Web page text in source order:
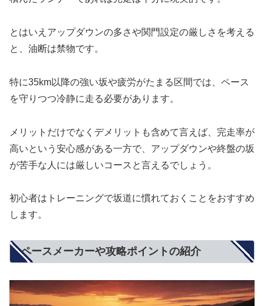
とはいえアップダウンの多さや関門設定の厳しさを考える
と、油断は禁物です。
特に35km以降の強い坂や疲労がたまる区間では、ペース
を守りつつ冷静に走る必要があります。
メリットだけでなくデメリットも含めて言えば、完走率が
高いという安心感がある一方で、アップダウンや終盤の坂
が苦手な人には厳しいコースと言えるでしょう。
初心者はトレーニングで坂道に慣れておくことをおすすめ
します。
ペースメーカーや攻略ポイントの紹介